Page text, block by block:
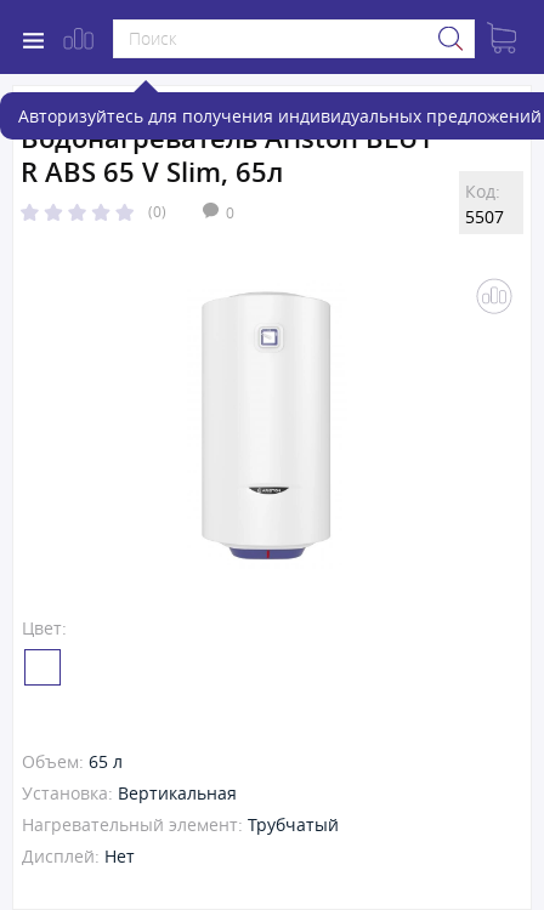
Авторизуйтесь для получения индивидуальных предложений
Водонагреватель Ariston BLU1
R ABS 65 V Slim, 65л
(0) 0
Код:
5507
Цвет:
Объем: 65 л
Установка: Вертикальная
Нагревательный элемент: Трубчатый
Дисплей: Нет